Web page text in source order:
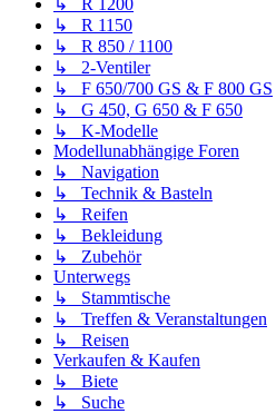
↳ R 1200
↳ R 1150
↳ R 850 / 1100
↳ 2-Ventiler
↳ F 650/700 GS & F 800 GS
↳ G 450, G 650 & F 650
↳ K-Modelle
Modellunabhängige Foren
↳ Navigation
↳ Technik & Basteln
↳ Reifen
↳ Bekleidung
↳ Zubehör
Unterwegs
↳ Stammtische
↳ Treffen & Veranstaltungen
↳ Reisen
Verkaufen & Kaufen
↳ Biete
↳ Suche